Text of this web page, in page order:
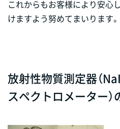
これからもお客様により安心
けますよう努めてまいります。
放射性物質測定器（
スペクトロメーター